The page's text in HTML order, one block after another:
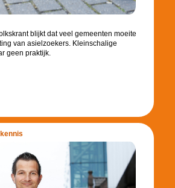
blijkt dat veel gemeenten moeite
van asielzoekers. Kleinschalige
geen praktijk.